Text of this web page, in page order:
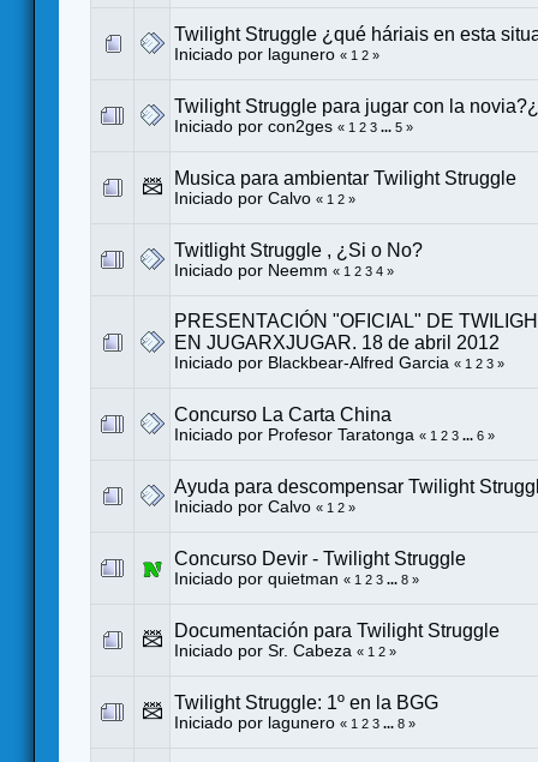
Twilight Struggle ¿qué háriais en esta
Iniciado por lagunero « 1 2 »
Twilight Struggle para jugar con la
Iniciado por con2ges « 1 2 3 ... 5 »
Musica para ambientar Twilight Struggle
Iniciado por Calvo « 1 2 »
Twitlight Struggle , ¿Si o No?
Iniciado por Neemm « 1 2 3 4 »
PRESENTACIÓN "OFICIAL" DE
EN JUGARXJUGAR. 18 de abril 2012
Iniciado por Blackbear-Alfred Garcia « 1 2 3 »
Concurso La Carta China
Iniciado por Profesor Taratonga « 1 2 3 ... 6 »
Ayuda para descompensar Twilight
Iniciado por Calvo « 1 2 »
Concurso Devir - Twilight Struggle
Iniciado por quietman « 1 2 3 ... 8 »
Documentación para Twilight Struggle
Iniciado por Sr. Cabeza « 1 2 »
Twilight Struggle: 1º en la BGG
Iniciado por lagunero « 1 2 3 ... 8 »